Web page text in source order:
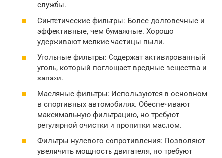
службы.
Синтетические фильтры: Более долговечные и
эффективные, чем бумажные. Хорошо
удерживают мелкие частицы пыли.
Угольные фильтры: Содержат активированный
уголь, который поглощает вредные вещества и
запахи.
Масляные фильтры: Используются в основном
в спортивных автомобилях. Обеспечивают
максимальную фильтрацию, но требуют
регулярной очистки и пропитки маслом.
Фильтры нулевого сопротивления: Позволяют
увеличить мощность двигателя, но требуют